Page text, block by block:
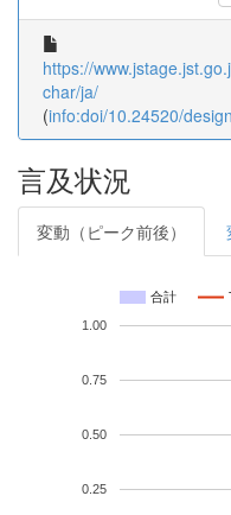
https://
char/ja/
(info:doi/10.24520/
言及状況
変動（ピーク前後）
合計
0.25
0.50
0.75
1.00